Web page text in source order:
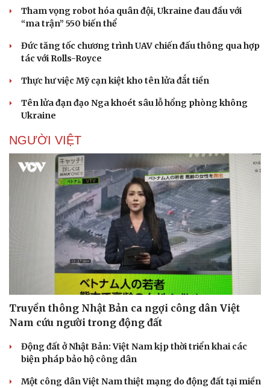
Tham vọng robot hóa quân đội, Ukraine đau đầu với
“ma trận” 550 biến thể
Đức tăng tốc chương trình UAV chiến đấu thông qua hợp
tác với Rolls-Royce
Thực hư việc Mỹ cạn kiệt kho tên lửa đắt tiền
Tên lửa đạn đạo Nga khoét sâu lỗ hổng phòng không
Ukraine
NGƯỜI VIỆT
Truyền thông Nhật Bản ca ngợi công dân Việt
Nam cứu người trong động đất
Động đất ở Nhật Bản: Việt Nam kịp thời triển khai các
biện pháp bảo hộ công dân
Một công dân Việt Nam thiệt mạng do động đất tại miền